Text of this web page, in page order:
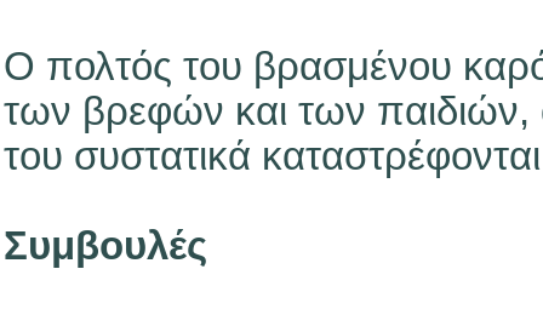
Ο πολτός του βρασμένου
των βρεφών και των παιδιών,
του συστατικά
Συμβουλές